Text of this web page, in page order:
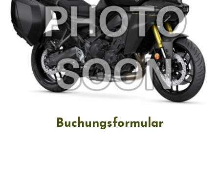
Buchungsformular